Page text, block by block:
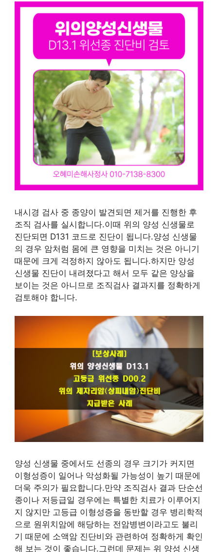
내시경 검사 중 종양이 발견되면 제거를 진행한 후
조직 검사를 실시합니다.이때 위의 양성 신생물로
진단되면 D131 코드로 진단이 됩니다.양성 신생물
의 경우 암처럼 몸에 큰 영향을 미치는 것은 아니기
때문에 크게 걱정하지 않아도 됩니다.하지만 양성
신생물 진단이 내려졌다고 해서 모두 같은 양상을
보이는 것은 아니므로 조직검사 결과지를 정확하게
검토해야 합니다.
양성 신생물 중에서도 선종의 경우 크기가 커지면
이형성증이 일어나 악성화될 가능성이 높기 때문에
더욱 주의가 필요합니다.만약 조직검사 결과 단순선
종이나 저등급일 경우에는 특별한 치료가 이루어지
지 않지만 고등급 이형성증을 동반할 경우 병리학적
으로 원위치암에 해당하는 전암병변이라고도 불리
기 때문에 소액암 진단비와 관련하여 정확하게 확인
해 보는 것이 좋습니다.그런데 문제는 위 양성 신생